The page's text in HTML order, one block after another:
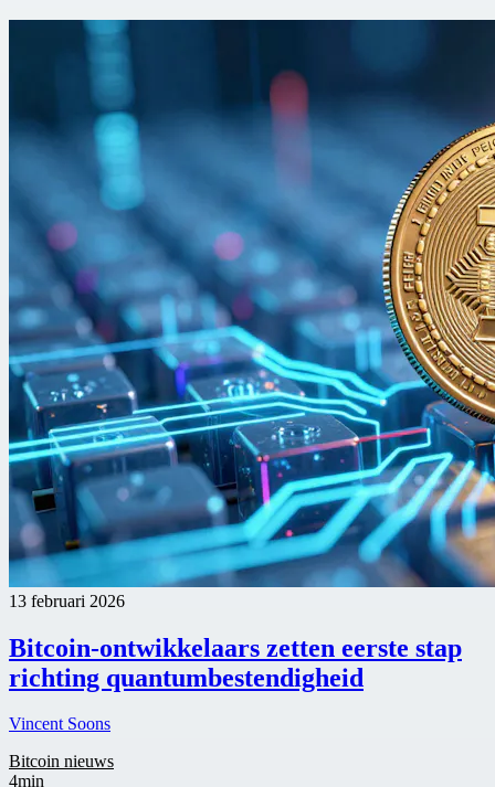
13 februari 2026
Bitcoin-ontwikkelaars zetten eerste stap
richting quantumbestendigheid
Vincent Soons
Bitcoin nieuws
4min